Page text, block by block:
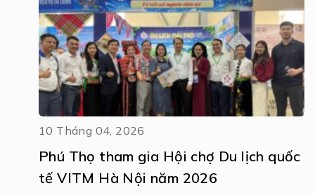
10 Tháng 04, 2026
Phú Thọ tham gia Hội chợ Du lịch quốc
tế VITM Hà Nội năm 2026